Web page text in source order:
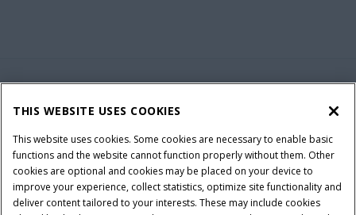
FEEDBACK
THIS WEBSITE USES COOKIES
This website uses cookies. Some cookies are necessary to enable basic
functions and the website cannot function properly without them. Other
cookies are optional and cookies may be placed on your device to
improve your experience, collect statistics, optimize site functionality and
deliver content tailored to your interests. These may include cookies